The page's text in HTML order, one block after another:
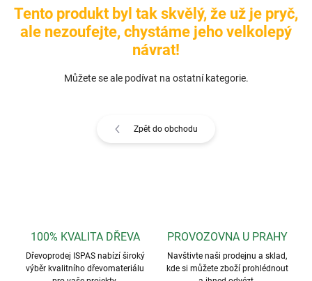
Tento produkt byl tak skvělý, že už je pryč,
ale nezoufejte, chystáme jeho velkolepý
návrat!
Můžete se ale podívat na ostatní kategorie.
Zpět do obchodu
100% KVALITA DŘEVA
Dřevoprodej ISPAS nabízí široký
výběr kvalitního dřevomateriálu
PROVOZOVNA U PRAHY
Navštivte naši prodejnu a sklad,
kde si můžete zboží prohlédnout